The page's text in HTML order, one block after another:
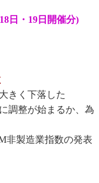
日・19日開催分)
きく下落した
調整が始まるか、為
非製造業指数の発表